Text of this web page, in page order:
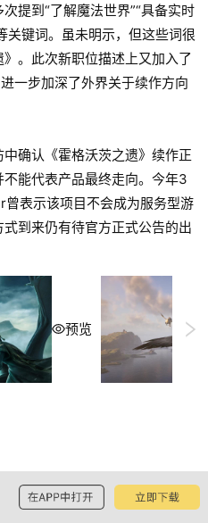
提到“了解魔法世界”“具备实时
关键词。虽未明示，但这些词很
。此次新职位描述上又加入了
一步加深了外界关于续作方向
确认《霍格沃茨之遗》续作正
能代表产品最终走向。今年3
表示该项目不会成为服务型游
到来仍有待官方正式公告的出
预览